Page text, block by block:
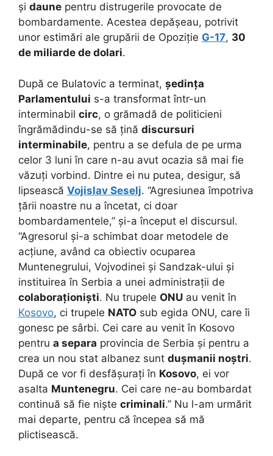
și daune pentru distrugerile provocate de
bombardamente. Acestea depășeau, potrivit
unor estimări ale grupării de Opoziție G-17, 30
de miliarde de dolari.
După ce Bulatovic a terminat, ședința
Parlamentului s-a transformat într-un
interminabil circ, o grămadă de politicieni
îngrămădindu-se să țină discursuri
interminabile, pentru a se defula de pe urma
celor 3 luni în care n-au avut ocazia să mai fie
văzuți vorbind. Dintre ei nu putea, desigur, să
lipsească Vojislav Seselj. “Agresiunea împotriva
țării noastre nu a încetat, ci doar
bombardamentele,” și-a început el discursul.
“Agresorul și-a schimbat doar metodele de
acțiune, având ca obiectiv ocuparea
Muntenegrului, Vojvodinei și Sandzak-ului și
instituirea în Serbia a unei administrații de
colaboraționiști. Nu trupele ONU au venit în
Kosovo, ci trupele NATO sub egida ONU, care îi
gonesc pe sârbi. Cei care au venit în Kosovo
pentru a separa provincia de Serbia și pentru a
crea un nou stat albanez sunt dușmanii noștri.
După ce vor fi desfășurați în Kosovo, ei vor
asalta Muntenegru. Cei care ne-au bombardat
continuă să fie niște criminali.” Nu l-am urmărit
mai departe, pentru că începea să mă
plictisească.